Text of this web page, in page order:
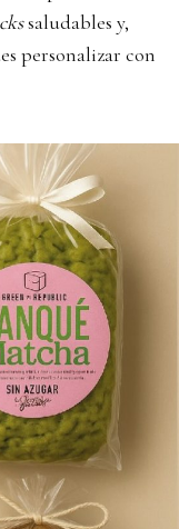
saludables y,
personalizar con